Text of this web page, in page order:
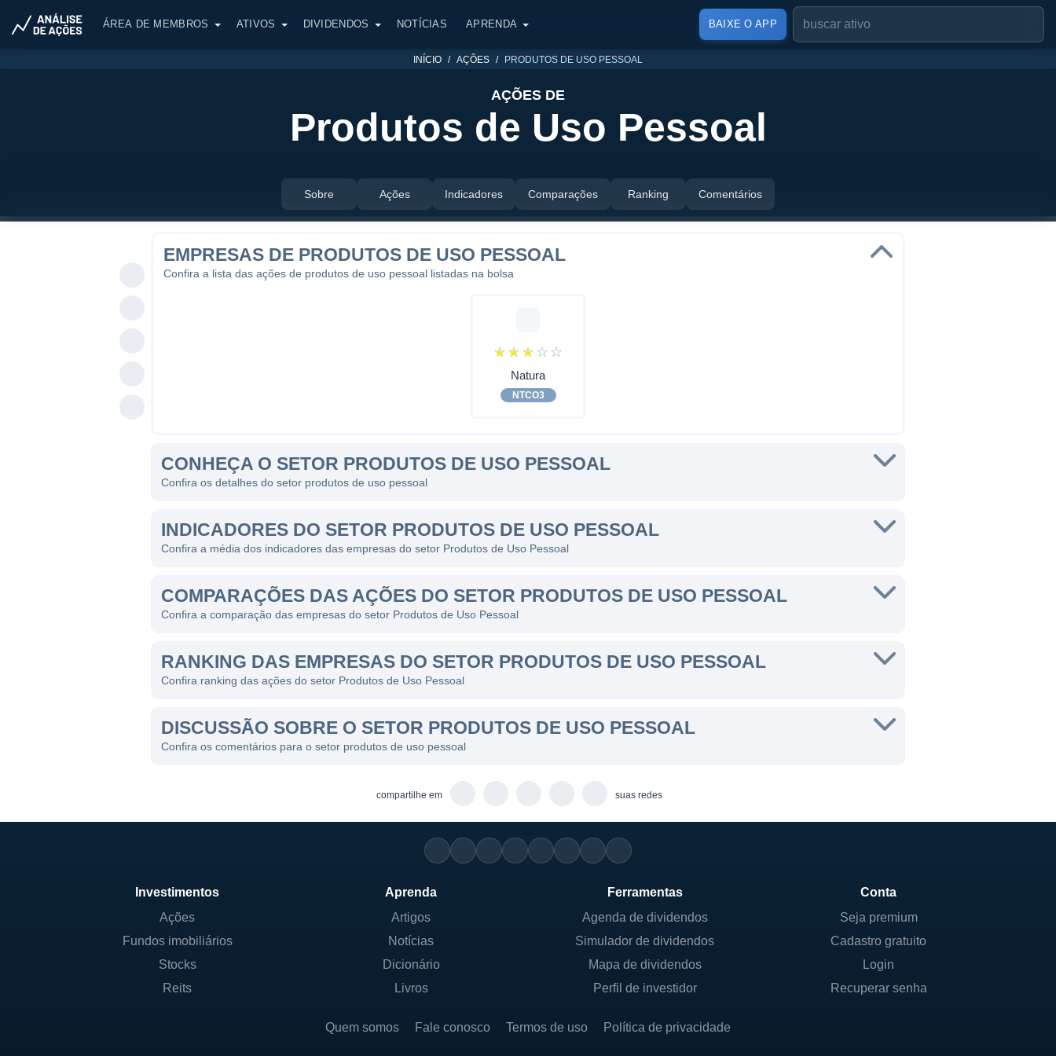
ÁREA DE MEMBROS ATIVOS DIVIDENDOS NOTÍCIAS APRENDA BAIXE O APP
INÍCIO AÇÕES PRODUTOS DE USO PESSOAL
AÇÕES DE
Produtos de Uso Pessoal
Sobre Ações Indicadores Comparações Ranking Comentários
EMPRESAS DE PRODUTOS DE USO PESSOAL
Confira a lista das ações de produtos de uso pessoal listadas na bolsa
☆ ☆ ☆ ☆ ☆
Natura
NTCO3
CONHEÇA O SETOR PRODUTOS DE USO PESSOAL
Confira os detalhes do setor produtos de uso pessoal
INDICADORES DO SETOR PRODUTOS DE USO PESSOAL
Confira a média dos indicadores das empresas do setor Produtos de Uso Pessoal
COMPARAÇÕES DAS AÇÕES DO SETOR PRODUTOS DE USO PESSOAL
Confira a comparação das empresas do setor Produtos de Uso Pessoal
RANKING DAS EMPRESAS DO SETOR PRODUTOS DE USO PESSOAL
Confira ranking das ações do setor Produtos de Uso Pessoal
DISCUSSÃO SOBRE O SETOR PRODUTOS DE USO PESSOAL
Confira os comentários para o setor produtos de uso pessoal
compartilhe em suas redes
Investimentos
Ações
Fundos imobiliários
Stocks
Reits
Aprenda
Artigos
Notícias
Dicionário
Livros
Ferramentas
Agenda de dividendos
Simulador de dividendos
Mapa de dividendos
Perfil de investidor
Conta
Seja premium
Cadastro gratuito
Login
Recuperar senha
Quem somos Fale conosco Termos de uso Política de privacidade